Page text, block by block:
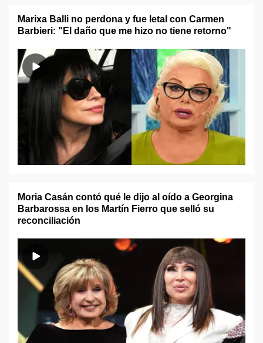
Marixa Balli no perdona y fue letal con Carmen
Barbieri: "El daño que me hizo no tiene retorno"
Moria Casán contó qué le dijo al oído a Georgina
Barbarossa en los Martín Fierro que selló su
reconciliación